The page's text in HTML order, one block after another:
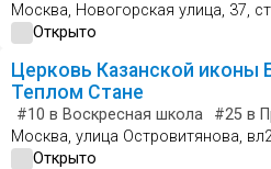
Москва, Новогорская улица, 37,
Открыто
Церковь Казанской иконы
Теплом Стане
#10 в Воскресная школа #25 в
Москва, улица Островитянова,
Открыто